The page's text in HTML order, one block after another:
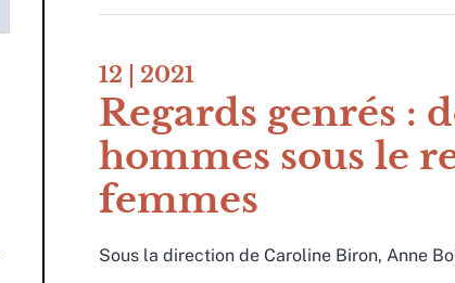
12 | 2021
Regards genrés :
hommes sous le
femmes
Sous la direction de Caroline Biron, Anne